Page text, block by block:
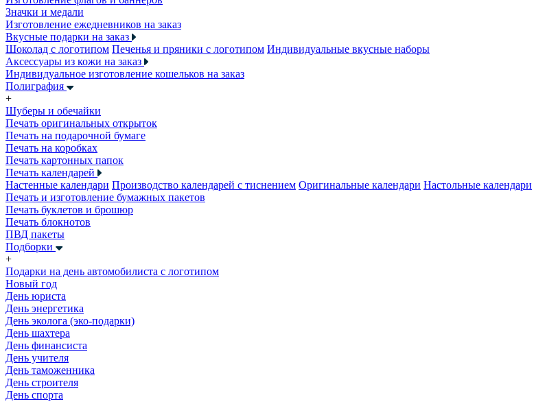
Значки и медали
Изготовление ежедневников на заказ
Вкусные подарки на заказ
Шоколад с логотипом Печенья и пряники с логотипом Индивидуальные вкусные наборы
Аксессуары из кожи на заказ
Индивидуальное изготовление кошельков на заказ
Полиграфия
+
Шуберы и обечайки
Печать оригинальных открыток
Печать на подарочной бумаге
Печать на коробках
Печать картонных папок
Печать календарей
Настенные календари Производство календарей с тиснением Оригинальные календари Настольные календари
Печать и изготовление бумажных пакетов
Печать буклетов и брошюр
Печать блокнотов
ПВД пакеты
Подборки
+
Подарки на день автомобилиста с логотипом
Новый год
День юриста
День энергетика
День эколога (эко-подарки)
День шахтера
День финансиста
День учителя
День таможенника
День строителя
День спорта